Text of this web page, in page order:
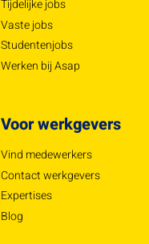
Tijdelijke jobs
Vaste jobs
Studentenjobs
Werken bij Asap
Voor werkgevers
Vind medewerkers
Contact werkgevers
Expertises
Blog